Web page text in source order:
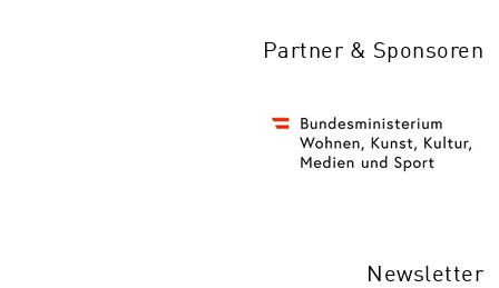
Partner & Sponsoren
Newsletter